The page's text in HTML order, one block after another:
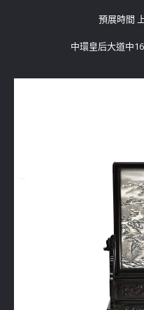
預展時間
中環皇后大道中